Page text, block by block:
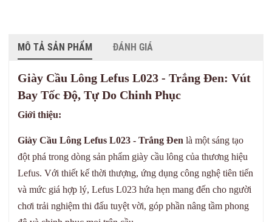
MÔ TẢ SẢN PHẨM ĐÁNH GIÁ
Giày Cầu Lông Lefus L023 - Trắng Đen: Vút
Bay Tốc Độ, Tự Do Chinh Phục
Giới thiệu:
Giày Cầu Lông Lefus L023 - Trắng Đen là một sáng tạo
đột phá trong dòng sản phẩm giày cầu lông của thương hiệu
Lefus. Với thiết kế thời thượng, ứng dụng công nghệ tiên tiến
và mức giá hợp lý, Lefus L023 hứa hẹn mang đến cho người
chơi trải nghiệm thi đấu tuyệt vời, góp phần nâng tầm phong